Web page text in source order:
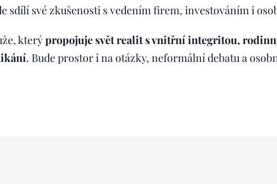
sdílí své zkušenosti s vedením firem, investováním i
kterýpropojuje svět realit s vnitřní integritou,
. Bude prostor i na otázky, neformální debatu a